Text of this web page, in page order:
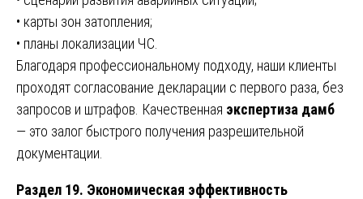
• карты зон затопления;
• планы локализации ЧС.
Благодаря профессиональному подходу, наши клиенты
проходят согласование декларации с первого раза, без
запросов и штрафов. Качественная экспертиза дамб
— это залог быстрого получения разрешительной
документации.
Раздел 19. Экономическая эффективность